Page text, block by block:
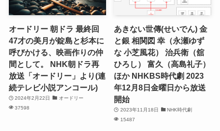
オードリー 朝ドラ 最終回
47才の美月が錠島と杉本に
呼びかける、映画作りの仲
間として。 NHK朝ドラ再
放送「オードリー」より(連
続テレビ小説アンコール)
2024年2月22日
オードリー
37598
あきない世傳(せいでん) 金
と銀 相関図 幸（永瀬ゆず
な 小芝風花） 治兵衛（舘
ひろし） 富久（高島礼子）
ほか NHKBS時代劇 2023
年12月8日金曜日から放送
開始
2023年11月18日
NHK時代劇
15487